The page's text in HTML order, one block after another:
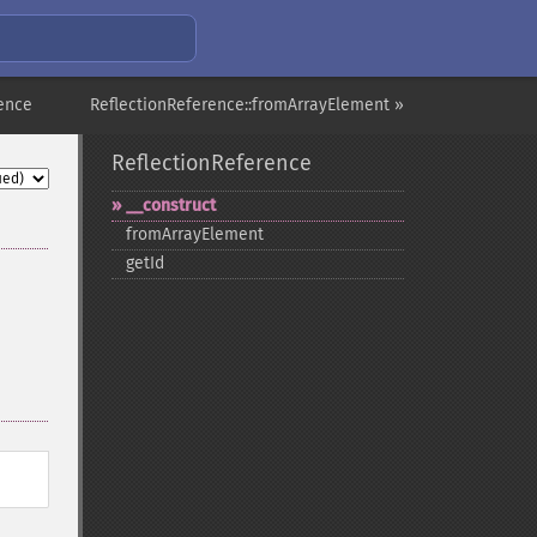
ReflectionReference::fromArrayElement »
ReflectionReference
_​_​construct
fromArrayElement
getId